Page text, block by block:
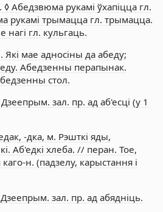
Абедзвюма рукамі ўхапіцца гл.
рукамі трымацца гл. трымацца.
нагі гл. кульгаць.
Які мае адносіны да абеду;
Абедзенны перапынак.
стол.
зал. пр. ад аб'есці (у 1
-дка, м. Рэшткі яды,
Аб'едкі хлеба. // перан. Тое,
н. (падзелу, карыстання і
зал. пр. ад абядніць.